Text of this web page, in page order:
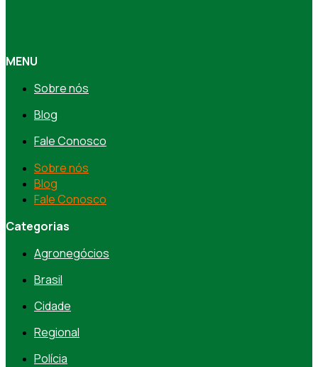
MENU
Sobre nós
Blog
Fale Conosco
Sobre nós
Blog
Fale Conosco
Categorias
Agronegócios
Brasil
Cidade
Regional
Polícia